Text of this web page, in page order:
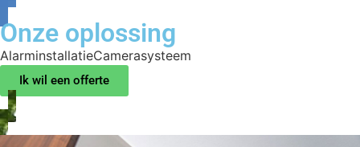
Onze oplossing
AlarminstallatieCamerasysteem